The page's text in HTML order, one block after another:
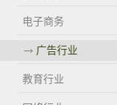
电子商务
广告行业
教育行业